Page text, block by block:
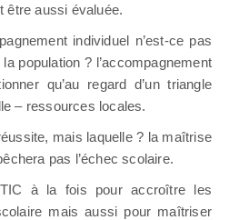
être aussi évaluée.
individuel n’est-ce pas
population ? l’accompagnement
qu’au regard d’un triangle
– ressources locales.
mais laquelle ? la maîtrise
pas l’échec scolaire.
TIC à la fois pour accroître les
mais aussi pour maîtriser